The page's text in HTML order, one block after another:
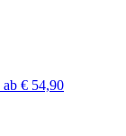
ab € 54,90